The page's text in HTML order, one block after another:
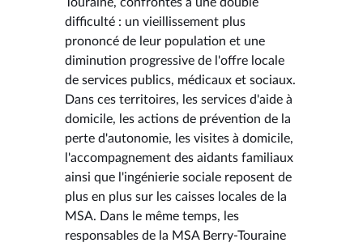
difficulté : un vieillissement plus
prononcé de leur population et une
diminution progressive de l'offre locale
de services publics, médicaux et sociaux.
Dans ces territoires, les services d'aide à
domicile, les actions de prévention de la
perte d'autonomie, les visites à domicile,
l'accompagnement des aidants familiaux
ainsi que l'ingénierie sociale reposent de
plus en plus sur les caisses locales de la
MSA. Dans le même temps, les
responsables de la MSA Berry-Touraine